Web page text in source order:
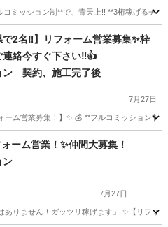
コミッション制**で、青天上!! **3桁稼げるチ
営業
2名‼︎】リフォーム営業募集✨枠
絡今すぐ下さい‼︎👍
ン 契約、施工完了後
7月27日
ーム営業募集！】✨ 💰 **フルコミッション
やる気
ォーム営業！✨仲間大募集！
ン
7月27日
りません！ガッツリ稼げます」 ✨【リフ